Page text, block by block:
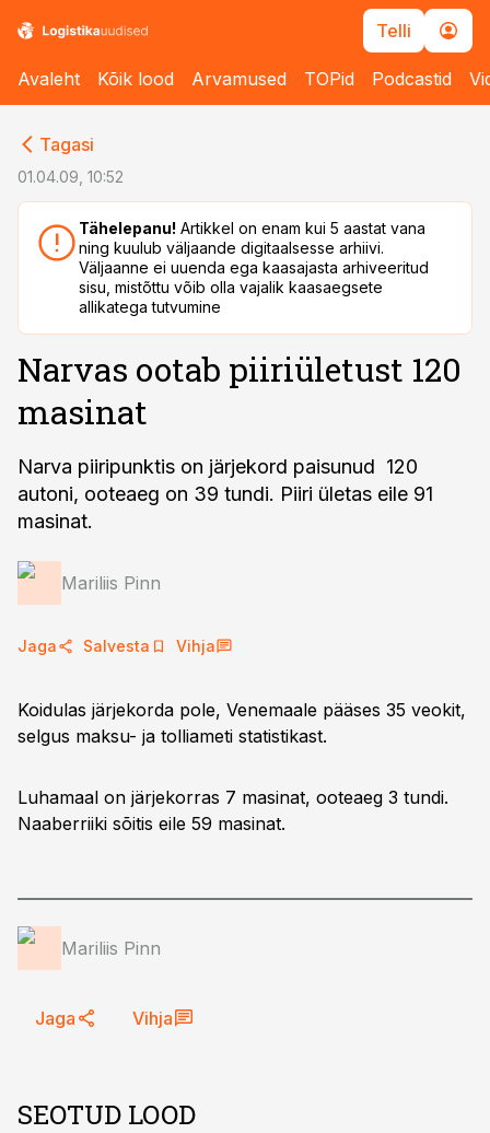
Telli
Avaleht Kõik lood Arvamused TOPid Podcastid
Tagasi
01.04.09, 10:52
Tähelepanu! Artikkel on enam kui 5 aastat vana
ning kuulub väljaande digitaalsesse arhiivi.
Väljaanne ei uuenda ega kaasajasta arhiveeritud
sisu, mistõttu võib olla vajalik kaasaegsete
allikatega tutvumine
Narvas ootab piiriületust 120
masinat
Narva piiripunktis on järjekord paisunud 120
autoni, ooteaeg on 39 tundi. Piiri ületas eile 91
masinat.
Mariliis Pinn
Jaga Salvesta Vihja
Koidulas järjekorda pole, Venemaale pääses 35 veokit,
selgus maksu- ja tolliameti statistikast.
Luhamaal on järjekorras 7 masinat, ooteaeg 3 tundi.
Naaberriiki sõitis eile 59 masinat.
Mariliis Pinn
Jaga Vihja
SEOTUD LOOD